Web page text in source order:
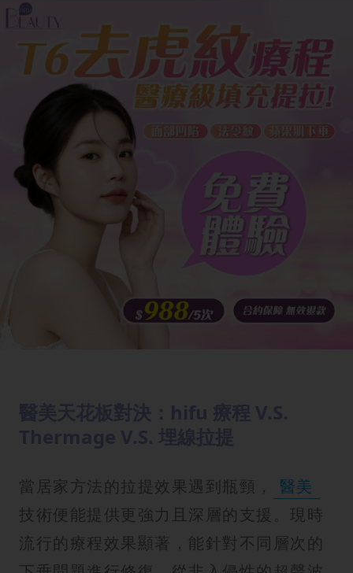
當居家方法的拉提效果遇到瓶頸，
醫美
技術便能提供更強力且深層的支援。現時
流行的療程效果顯著，能針對不同層次的